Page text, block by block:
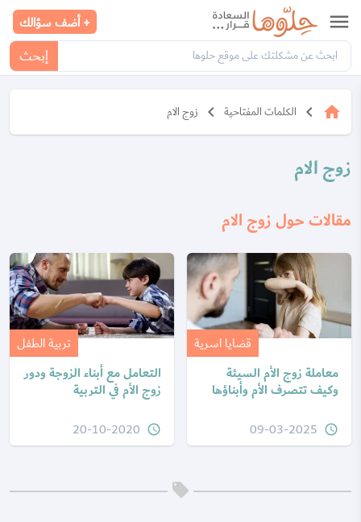
menu
إبحث
+ أضف سؤالك
home
keyboard_arrow_left الكلمات المفتاحية keyboard_arrow_left زوج الام
زوج الام
مقالات حول زوج الام
قضايا اسرية
معاملة زوج الأم السيئة
وكيف تتصرف الأم وأبناؤها
query_builder
09-03-2025
تربية الطفل
التعامل مع أبناء الزوجة ودور
زوج الأم في التربية
query_builder
20-10-2020